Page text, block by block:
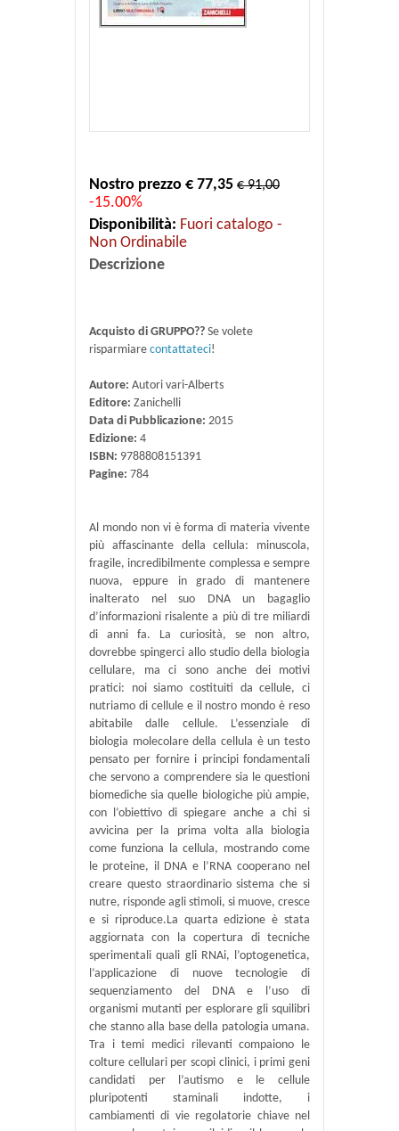
Nostro prezzo € 77,35 € 91,00
-15.00%
Disponibilità: Fuori catalogo -
Non Ordinabile
Descrizione
Acquisto di GRUPPO?? Se volete
risparmiare contattateci!
Autore: Autori vari-Alberts
Editore: Zanichelli
Data di Pubblicazione: 2015
Edizione: 4
ISBN: 9788808151391
Pagine: 784
Al mondo non vi è forma di materia vivente
più affascinante della cellula: minuscola,
fragile, incredibilmente complessa e sempre
nuova, eppure in grado di mantenere
inalterato nel suo DNA un bagaglio
d’informazioni risalente a più di tre miliardi
di anni fa. La curiosità, se non altro,
dovrebbe spingerci allo studio della biologia
cellulare, ma ci sono anche dei motivi
pratici: noi siamo costituiti da cellule, ci
nutriamo di cellule e il nostro mondo è reso
abitabile dalle cellule. L’essenziale di
biologia molecolare della cellula è un testo
pensato per fornire i principi fondamentali
che servono a comprendere sia le questioni
biomediche sia quelle biologiche più ampie,
con l’obiettivo di spiegare anche a chi si
avvicina per la prima volta alla biologia
come funziona la cellula, mostrando come
le proteine, il DNA e l’RNA cooperano nel
creare questo straordinario sistema che si
nutre, risponde agli stimoli, si muove, cresce
e si riproduce.La quarta edizione è stata
aggiornata con la copertura di tecniche
sperimentali quali gli RNAi, l’optogenetica,
l’applicazione di nuove tecnologie di
sequenziamento del DNA e l’uso di
organismi mutanti per esplorare gli squilibri
che stanno alla base della patologia umana.
Tra i temi medici rilevanti compaiono le
colture cellulari per scopi clinici, i primi geni
candidati per l’autismo e le cellule
pluripotenti staminali indotte, i
cambiamenti di vie regolatorie chiave nel